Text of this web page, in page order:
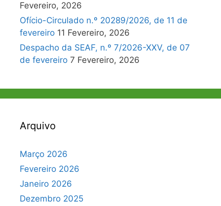
Fevereiro, 2026
Ofício-Circulado n.º 20289/2026, de 11 de
fevereiro 11 Fevereiro, 2026
Despacho da SEAF, n.º 7/2026-XXV, de 07
de fevereiro 7 Fevereiro, 2026
Arquivo
Março 2026
Fevereiro 2026
Janeiro 2026
Dezembro 2025